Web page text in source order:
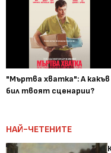
"Мъртва хватка": А какъв
бил твоят сценарии?
НАЙ-ЧЕТЕНИТЕ